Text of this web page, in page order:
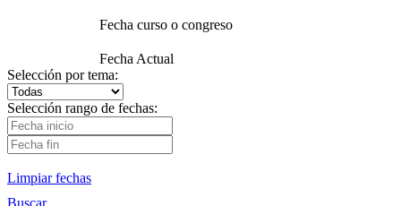
Fecha curso o congreso
Fecha Actual
Selección por tema:
Selección rango de fechas:
Limpiar fechas